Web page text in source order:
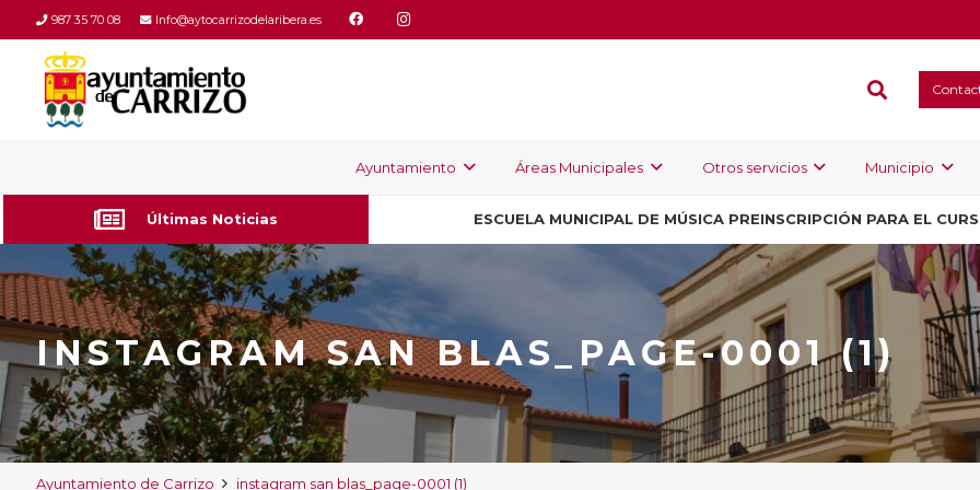
987 35 70 08 Info@aytocarrizodelaribera.es
Ayuntamiento Áreas Municipales Otros servicios Municipio
Últimas Noticias ESCUELA MUNICIPAL DE MÚSICA PREINSCRIPCIÓN PARA EL
INSTAGRAM SAN BLAS_PAGE-0001 (1)
Ayuntamiento de Carrizo instagram san blas_page-0001 (1)